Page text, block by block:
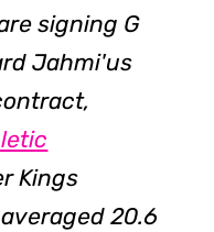
signing G
Jahmi'us
Kings
20.6